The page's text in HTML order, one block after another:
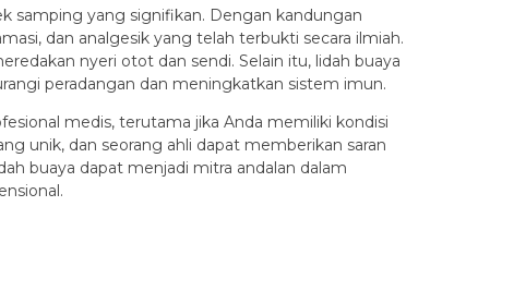
samping yang signifikan. Dengan kandungan
dan analgesik yang telah terbukti secara ilmiah.
nyeri otot dan sendi. Selain itu, lidah buaya
peradangan dan meningkatkan sistem imun.
medis, terutama jika Anda memiliki kondisi
unik, dan seorang ahli dapat memberikan saran
buaya dapat menjadi mitra andalan dalam